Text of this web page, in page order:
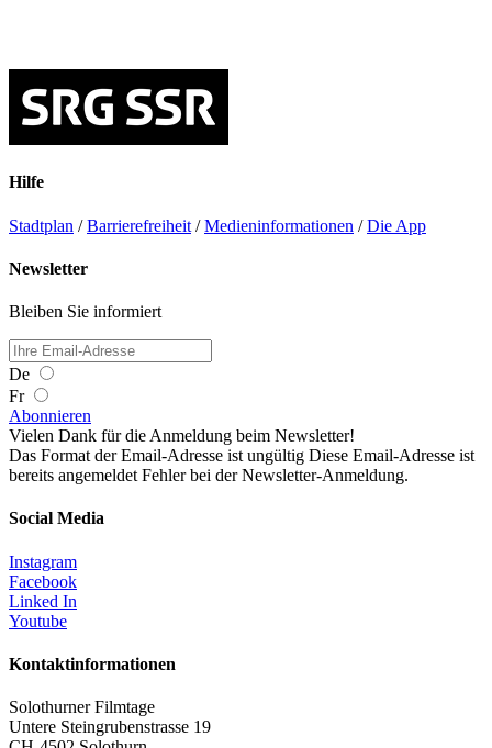
Hilfe
Stadtplan /Barrierefreiheit /Medieninformationen /Die App
Newsletter
Bleiben Sie informiert
De
Fr
Abonnieren
Vielen Dank für die Anmeldung beim Newsletter!
Das Format der Email-Adresse ist ungültig Diese Email-Adresse ist
bereits angemeldet Fehler bei der Newsletter-Anmeldung.
Social Media
Instagram
Facebook
Linked In
Youtube
Kontaktinformationen
Solothurner Filmtage
Untere Steingrubenstrasse 19